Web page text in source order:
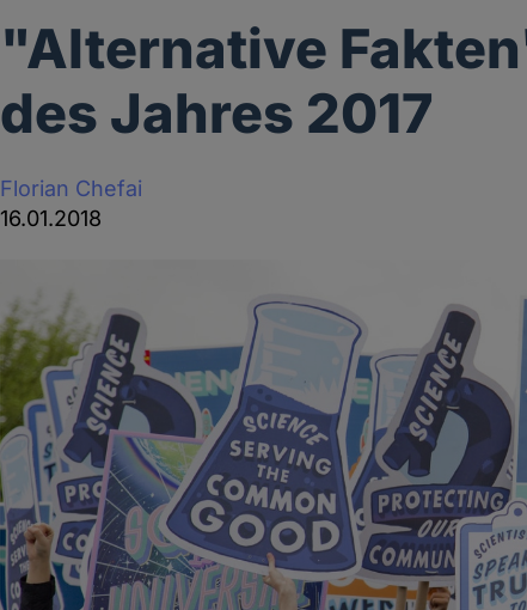
"Alternative
des Jahres 2017
Florian Chefai
16.01.2018